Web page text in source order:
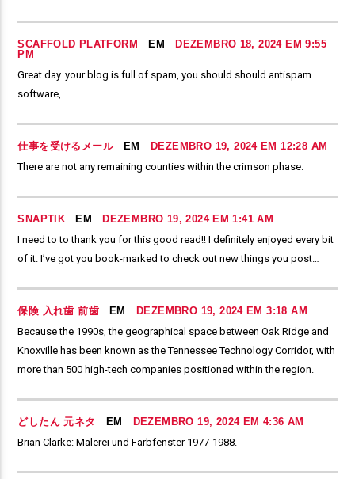
SCAFFOLD PLATFORM EM
DEZEMBRO 18, 2024 EM 9:55
PM
Great day. your blog is full of spam, you should should antispam
software,
仕事を受けるメールEM
DEZEMBRO 19, 2024 EM 12:28 AM
There are not any remaining counties within the crimson phase.
SNAPTIK EM
DEZEMBRO 19, 2024 EM 1:41 AM
I need to to thank you for this good read!! I definitely enjoyed every bit
of it. I’ve got you book-marked to check out new things you post…
保険 入れ歯 前歯EM
DEZEMBRO 19, 2024 EM 3:18 AM
Because the 1990s, the geographical space between Oak Ridge and
Knoxville has been known as the Tennessee Technology Corridor, with
more than 500 high-tech companies positioned within the region.
どしたん 元ネタ EM
DEZEMBRO 19, 2024 EM 4:36 AM
Brian Clarke: Malerei und Farbfenster 1977-1988.